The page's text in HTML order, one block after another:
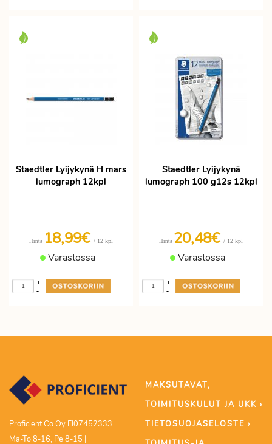
Staedtler Lyijykynä H mars
lumograph 12kpl
Hinta 18,99€ / 12 kpl
Varastossa
-
+
Staedtler Lyijykynä
lumograph 100 g12s 12kpl
Hinta 20,48€ / 12 kpl
Varastossa
-
+
Proficient Co Oy FI07452333
Ma-To 8-16, Pe 8-15 |
MAKSUTAVAT,
TOIMITUSKULUT JA UKK ›
TIETOSUOJASELOSTE ›